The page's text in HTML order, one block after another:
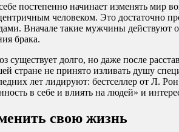
постепенно начинает изменять мир
человеком. Это достаточно
Вначале такие мужчины
брака.
существует долго, но даже после
стране не принято изливать душу
лет лидируют: бестселлер от Л.
в себе и влиять на людей» и
свою жизнь